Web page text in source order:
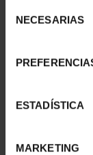
NECESARIAS
ESTADÍSTICA
MARKETING
Sólo para